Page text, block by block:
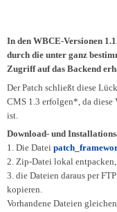
In den WBCE-Versionen
durch die unter ganz
Zugriff auf das Backend
Der Patch schließt diese
CMS 1.3 erfolgen*, da diese
ist.
Download- und
1. Die Datei
2. Zip-Datei lokal entpacken,
3. die Dateien daraus per
kopieren.
Vorhandene Dateien